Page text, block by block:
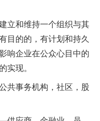
和维持一个组织与其
目的的，有计划和持久
响企业在公众心目中的
实现。
事务机构，社区，股